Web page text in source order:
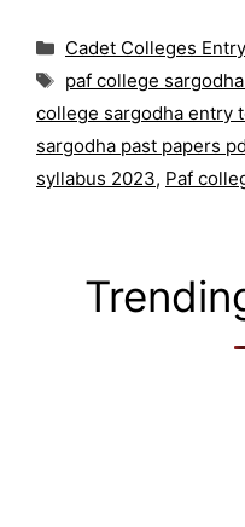
Categories
Cadet Colleges
Tags
paf college
college sargodha entry
sargodha past papers
syllabus 2023, Paf